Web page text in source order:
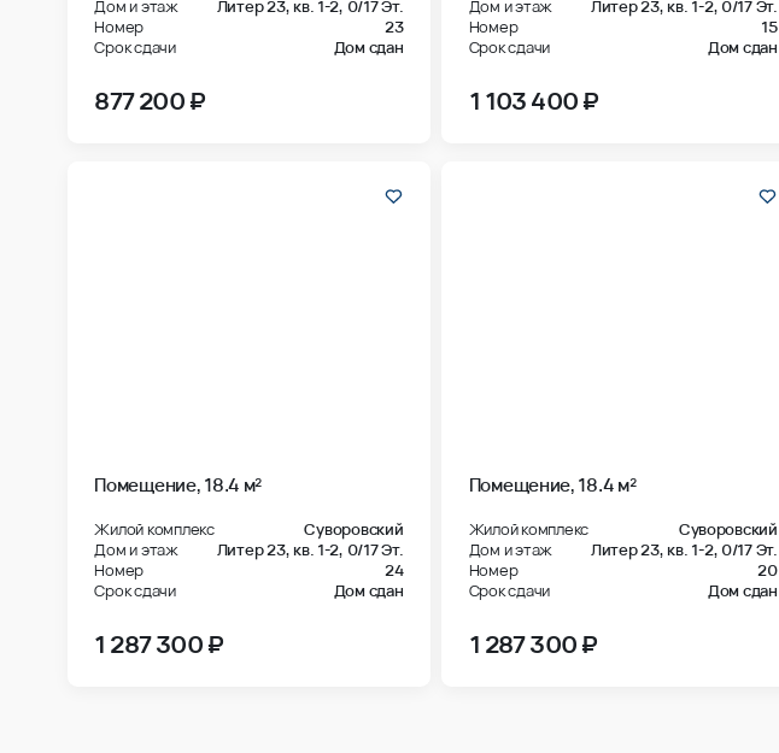
Дом и этаж
Литер 23, кв. 1-2, 0/17 Эт.
Номер
23
Срок сдачи
Дом сдан
877 200 ₽
Дом и этаж
Литер 23, кв. 1-2, 0/17 Эт.
Номер
15
Срок сдачи
Дом сдан
1 103 400 ₽
Помещение, 18.4 м²
Жилой комплекс
Суворовский
Дом и этаж
Литер 23, кв. 1-2, 0/17 Эт.
Номер
24
Срок сдачи
Дом сдан
1 287 300 ₽
Помещение, 18.4 м²
Жилой комплекс
Суворовский
Дом и этаж
Литер 23, кв. 1-2, 0/17 Эт.
Номер
20
Срок сдачи
Дом сдан
1 287 300 ₽